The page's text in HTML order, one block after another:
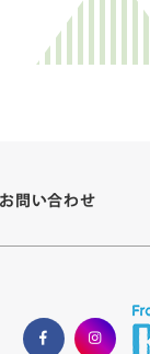
問い合わせ